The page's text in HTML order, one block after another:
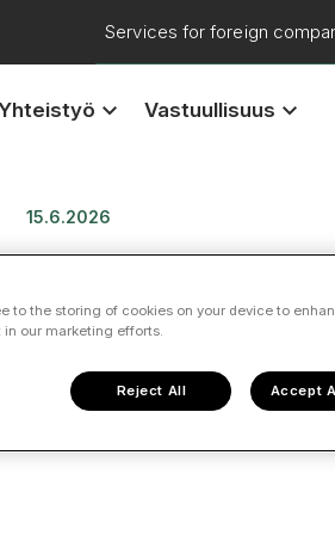
Services for foreign
keyboard_arrow_down Vastuullisuus keyboard_arrow_down
15.6.2026
Valvoja
to the storing of cookies on your device to
our marketing efforts.
Reject All Accept